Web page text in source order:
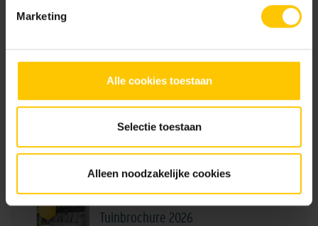
Marketing
Alle cookies toestaan
Selectie toestaan
Alleen noodzakelijke cookies
Brochures
Tuinbrochure 2026